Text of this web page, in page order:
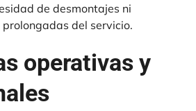
de desmontajes ni
del servicio.
operativas y